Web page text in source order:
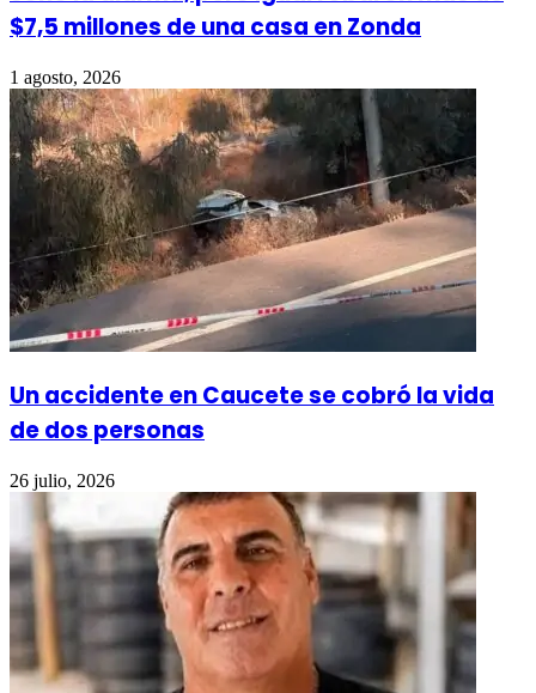
$7,5 millones de una casa en Zonda
1 agosto, 2026
Un accidente en Caucete se cobró la vida
de dos personas
26 julio, 2026